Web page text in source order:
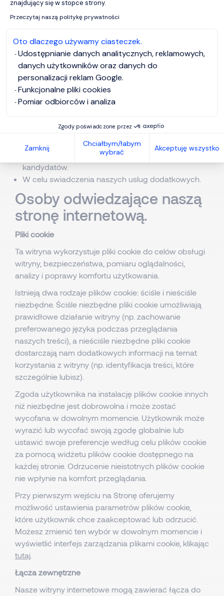
znajdujący się w stopce strony.
Przeczytaj naszą politykę prywatności
Oto dlaczego używamy ciasteczek.
Udostępnianie danych analitycznych, reklamowych,
danych użytkowników oraz danych do
personalizacji reklam Google.
Funkcjonalne pliki cookies
Pomiar odbiorców i analiza
Zgody poświadczone przez
Zamknij
Chciałbym/łabym
wybrać
Akceptuję wszystko
Aby wspierac aspiracje zawodowe naszych
naszych klientów, potrzebujemy bazy danych
osobowych kandydatów i klientów, zawierajacej
informacje biezace i historyczne;
Aby utrzymywac, rozszerzac i rozwijac nasza
dzialalnosc, musimy zapisywac dane osobowe
potencjalnych kandydatów i klientów, w tym
Aby umozliwic nam swiadczenie uslug w zakresie
Zarzadzania Talentami dla naszych klientów i
kandydatów.
W celu swiadczenia naszych uslug dodatkowych.
Osoby odwiedzające naszą
stronę internetową.
Pliki cookie
Ta witryna wykorzystuje pliki cookie do celów obsługi
witryny, bezpieczeństwa, pomiaru oglądalności,
analizy i poprawy komfortu użytkowania.
Istnieją dwa rodzaje plików cookie: ściśle i nieściśle
niezbędne. Ściśle niezbędne pliki cookie umożliwiają
prawidłowe działanie witryny (np. zachowanie
preferowanego języka podczas przeglądania
naszych treści), a nieściśle niezbędne pliki cookie
dostarczają nam dodatkowych informacji na temat
korzystania z witryny (np. identyfikacja treści, które
szczególnie lubisz).
Zgoda użytkownika na instalację plików cookie innych
niż niezbędne jest dobrowolna i może zostać
wycofana w dowolnym momencie. Użytkownik może
wyrazić lub wycofać swoją zgodę globalnie lub
ustawić swoje preferencje według celu plików cookie
za pomocą widżetu plików cookie dostępnego na
każdej stronie. Odrzucenie nieistotnych plików cookie
nie wpłynie na komfort przeglądania.
Przy pierwszym wejściu na Stronę oferujemy
możliwość ustawienia parametrów plików cookie,
które użytkownik chce zaakceptować lub odrzucić.
Możesz zmienić ten wybór w dowolnym momencie i
wyświetlić interfejs zarządzania plikami cookie, klikając
tutaj
Łącza zewnętrzne
Nasze witryny internetowe mogą zawierać łącza do